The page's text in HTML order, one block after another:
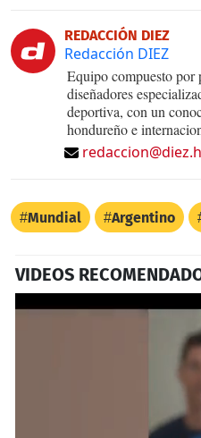
REDACCIÓN DIEZ
Redacción DIEZ
Equipo compuesto por
diseñadores
deportiva, con un
hondureño e
Mundial Argentino
VIDEOS